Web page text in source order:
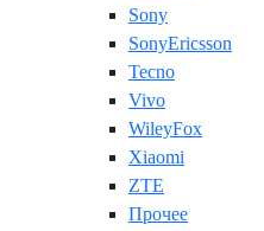
Sony
SonyEricsson
Tecno
Vivo
WileyFox
Xiaomi
ZTE
Прочее